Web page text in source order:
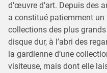
d’œuvre d’art. Depuis des
a constitué patiemment un
collections des plus
disque dur, à l’abri des
la gardienne d’une
visiteuse, mais dont elle